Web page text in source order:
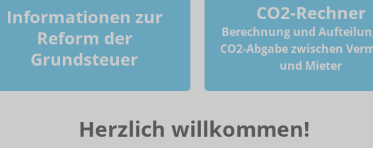
Informationen zur
Reform der
Grundsteuer
CO2-Rechner
Berechnung und
CO2-Abgabe zwischen
und Mieter
Herzlich willkommen!